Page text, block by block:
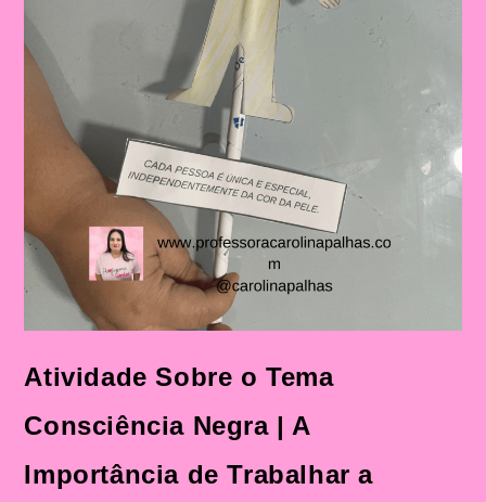
Atividade Sobre o Tema
Consciência Negra | A
Importância de Trabalhar a